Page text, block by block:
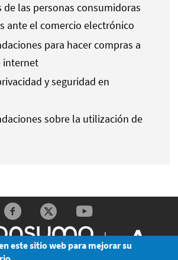
de las personas consumidoras
ante el comercio electrónico
para hacer compras a
internet
y seguridad en
sobre la utilización de
este sitio web para mejorar su